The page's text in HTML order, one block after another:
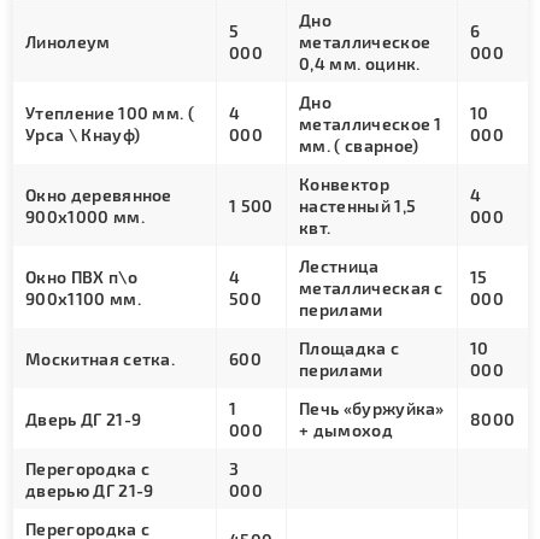
Линолеум
5
000
Дно
металлическое
0,4 мм. оцинк.
6
000
Утепление 100 мм. (
Урса \ Кнауф)
4
000
Дно
металлическое 1
мм. ( сварное)
10
000
Окно деревянное
900х1000 мм.
1 500
Конвектор
настенный 1,5
квт.
4
000
Окно ПВХ п\о
900х1100 мм.
4
500
Лестница
металлическая с
перилами
15
000
Москитная сетка. 600
Площадка с
перилами
10
000
Дверь ДГ 21-9
1
000
Печь «буржуйка»
+ дымоход
8000
Перегородка с
дверью ДГ 21-9
3
000
Перегородка с